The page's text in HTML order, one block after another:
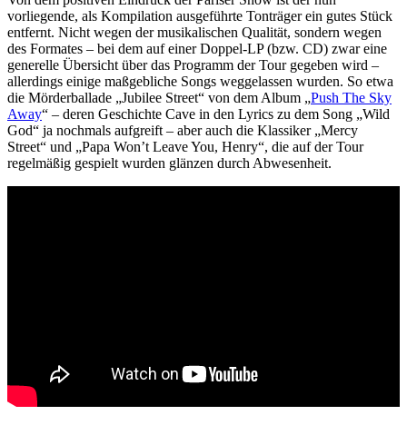
vorliegende, als Kompilation ausgeführte Tonträger ein gutes Stück
entfernt. Nicht wegen der musikalischen Qualität, sondern wegen
des Formates – bei dem auf einer Doppel-LP (bzw. CD) zwar eine
generelle Übersicht über das Programm der Tour gegeben wird –
allerdings einige maßgebliche Songs weggelassen wurden. So etwa
die Mörderballade „Jubilee Street“ von dem Album „Push The Sky
Away“ – deren Geschichte Cave in den Lyrics zu dem Song „Wild
God“ ja nochmals aufgreift – aber auch die Klassiker „Mercy
Street“ und „Papa Won’t Leave You, Henry“, die auf der Tour
regelmäßig gespielt wurden glänzen durch Abwesenheit.